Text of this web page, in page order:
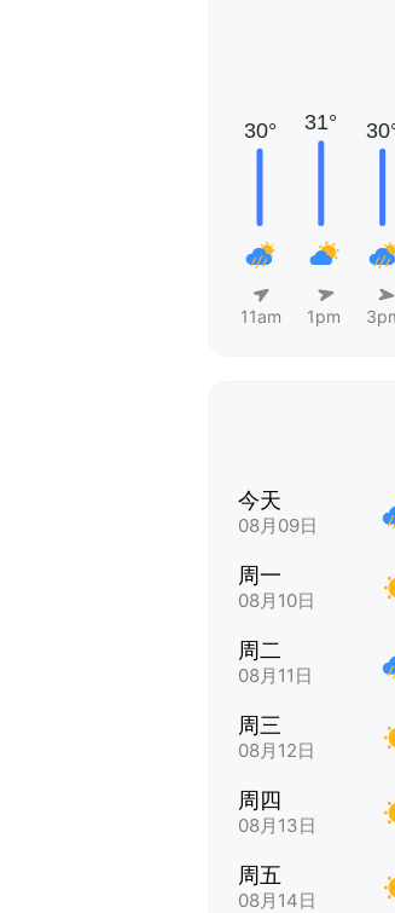
11am 1pm
今天
08月09日
周一
08月10日
周二
08月11日
周三
08月12日
周四
08月13日
周五
08月14日